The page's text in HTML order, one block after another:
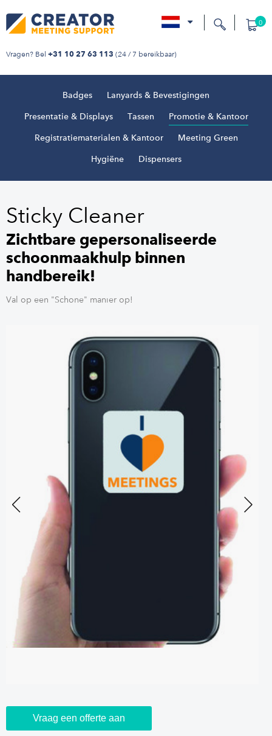
Vragen? Bel +31 10 27 63 113 (24 / 7 bereikbaar)
0
Badges Lanyards & Bevestigingen
Presentatie & Displays Tassen Promotie & Kantoor
Registratiematerialen & Kantoor Meeting Green
Hygiëne Dispensers
Sticky Cleaner
Zichtbare gepersonaliseerde
schoonmaakhulp binnen
handbereik!
Val op een "Schone" manier op!
Previous Next
Vraag een offerte aan